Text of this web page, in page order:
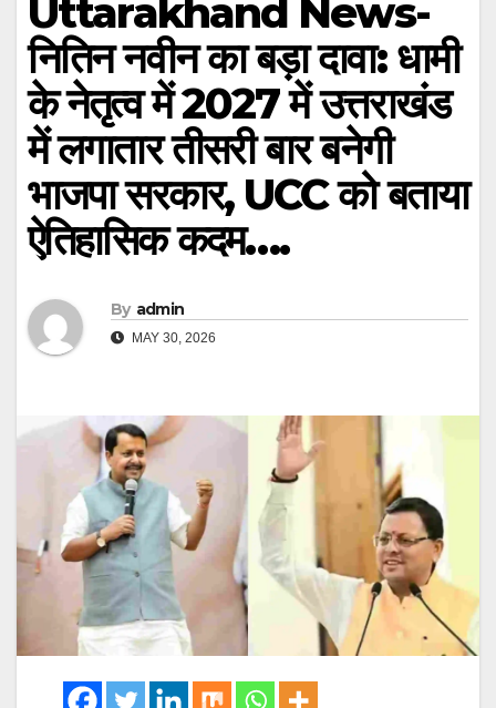
Uttarakhand News-
नितिन नवीन का बड़ा दावा: धामी
के नेतृत्व में 2027 में उत्तराखंड
में लगातार तीसरी बार बनेगी
भाजपा सरकार, UCC को बताया
ऐतिहासिक कदम….
By admin
MAY 30, 2026